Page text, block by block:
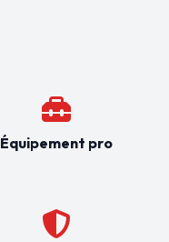
Équipement pro